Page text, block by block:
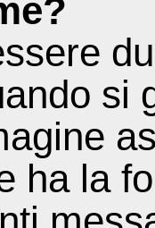
si
ha la